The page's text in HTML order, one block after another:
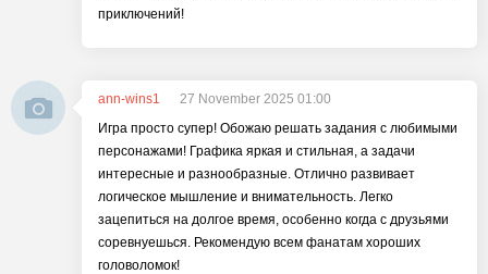
приключений!
ann-wins1
27 November 2025 01:00
Игра просто супер! Обожаю решать задания с любимыми
персонажами! Графика яркая и стильная, а задачи
интересные и разнообразные. Отлично развивает
логическое мышление и внимательность. Легко
зацепиться на долгое время, особенно когда с друзьями
соревнуешься. Рекомендую всем фанатам хороших
головоломок!